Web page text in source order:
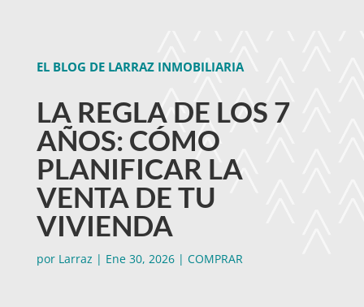
EL BLOG DE LARRAZ INMOBILIARIA
LA REGLA DE LOS 7
AÑOS: CÓMO
PLANIFICAR LA
VENTA DE TU
VIVIENDA
por Larraz | Ene 30, 2026| COMPRAR